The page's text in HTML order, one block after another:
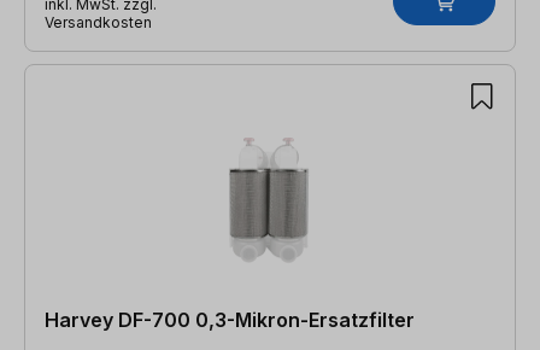
inkl. MwSt. zzgl.
Versandkosten
Harvey DF-700 0,3-Mikron-Ersatzfilter